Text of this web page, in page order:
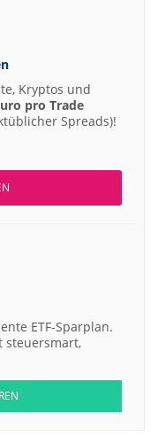
Kryptos und
pro Trade
Spreads)!
ETF-Sparplan.
steuersmart,